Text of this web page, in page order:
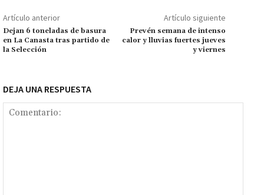
o
k
p
p
ge
r
m Li
n
k
p
ar
tir
Artículo anterior
Dejan 6 toneladas de basura
en La Canasta tras partido de
la Selección
Artículo siguiente
Prevén semana de intenso
calor y lluvias fuertes jueves
y viernes
DEJA UNA RESPUESTA